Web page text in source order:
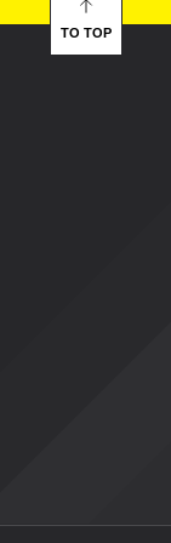
TO TOP